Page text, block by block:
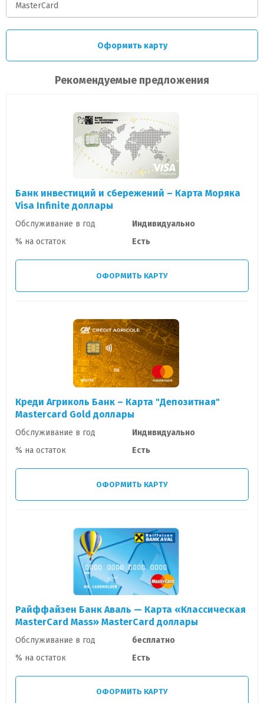
MasterCard
Оформить карту
Рекомендуемые предложения
Банк инвестиций и сбережений – Карта Моряка
Visa Infinite доллары
Обслуживание в год
Индивидуально
% на остаток
Есть
ОФОРМИТЬ КАРТУ
Креди Агриколь Банк – Карта "Депозитная"
Mastercard Gold доллары
Обслуживание в год
Индивидуально
% на остаток
Есть
ОФОРМИТЬ КАРТУ
Райффайзен Банк Аваль — Карта «Классическая
MasterCard Mass» MasterCard доллары
Обслуживание в год
бесплатно
% на остаток
Есть
ОФОРМИТЬ КАРТУ